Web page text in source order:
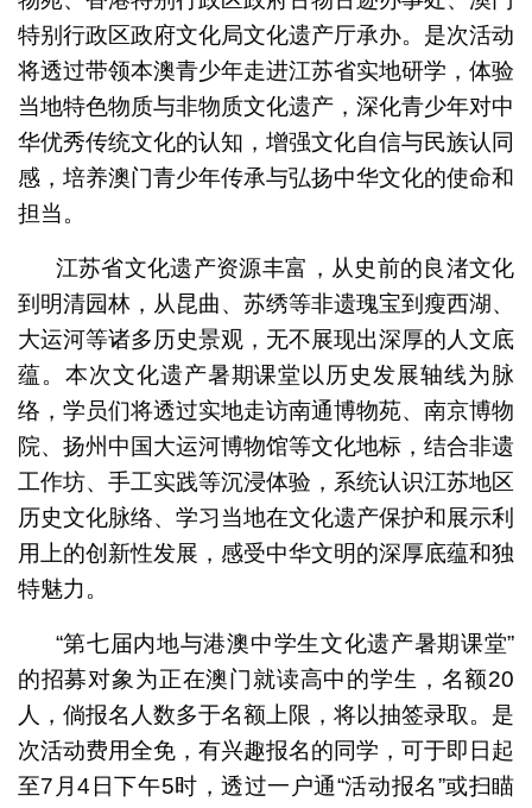
特别行政区政府文化局文化遗产厅承办。是次活动
将透过带领本澳青少年走进江苏省实地研学，体验
当地特色物质与非物质文化遗产，深化青少年对中
华优秀传统文化的认知，增强文化自信与民族认同
感，培养澳门青少年传承与弘扬中华文化的使命和
担当。
江苏省文化遗产资源丰富，从史前的良渚文化
到明清园林，从昆曲、苏绣等非遗瑰宝到瘦西湖、
大运河等诸多历史景观，无不展现出深厚的人文底
蕴。本次文化遗产暑期课堂以历史发展轴线为脉
络，学员们将透过实地走访南通博物苑、南京博物
院、扬州中国大运河博物馆等文化地标，结合非遗
工作坊、手工实践等沉浸体验，系统认识江苏地区
历史文化脉络、学习当地在文化遗产保护和展示利
用上的创新性发展，感受中华文明的深厚底蕴和独
特魅力。
“第七届内地与港澳中学生文化遗产暑期课堂”
的招募对象为正在澳门就读高中的学生，名额20
人，倘报名人数多于名额上限，将以抽签录取。是
次活动费用全免，有兴趣报名的同学，可于即日起
至7月4日下午5时，透过一户通“活动报名”或扫瞄